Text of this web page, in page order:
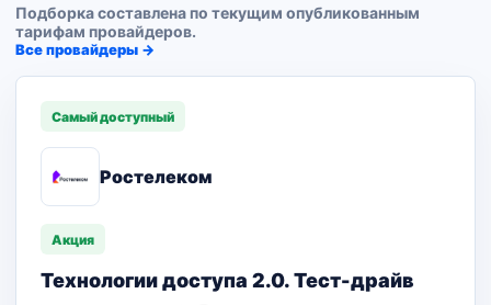
Подборка составлена по текущим опубликованным
тарифам провайдеров.
Все провайдеры →
Самый доступный
Ростелеком
Акция
Технологии доступа 2.0. Тест-драйв